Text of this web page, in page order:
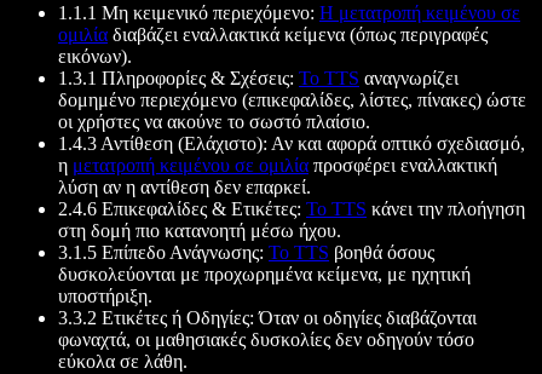
1.1.1 Μη κειμενικό περιεχόμενο: Η μετατροπή κειμένου σε
ομιλία διαβάζει εναλλακτικά κείμενα (όπως περιγραφές
εικόνων).
1.3.1 Πληροφορίες & Σχέσεις: Το TTS αναγνωρίζει
δομημένο περιεχόμενο (επικεφαλίδες, λίστες, πίνακες) ώστε
οι χρήστες να ακούνε το σωστό πλαίσιο.
1.4.3 Αντίθεση (Ελάχιστο): Αν και αφορά οπτικό σχεδιασμό,
η μετατροπή κειμένου σε ομιλία προσφέρει εναλλακτική
λύση αν η αντίθεση δεν επαρκεί.
2.4.6 Επικεφαλίδες & Ετικέτες: Το TTS κάνει την πλοήγηση
στη δομή πιο κατανοητή μέσω ήχου.
3.1.5 Επίπεδο Ανάγνωσης: Το TTS βοηθά όσους
δυσκολεύονται με προχωρημένα κείμενα, με ηχητική
υποστήριξη.
3.3.2 Ετικέτες ή Οδηγίες: Όταν οι οδηγίες διαβάζονται
φωναχτά, οι μαθησιακές δυσκολίες δεν οδηγούν τόσο
εύκολα σε λάθη.